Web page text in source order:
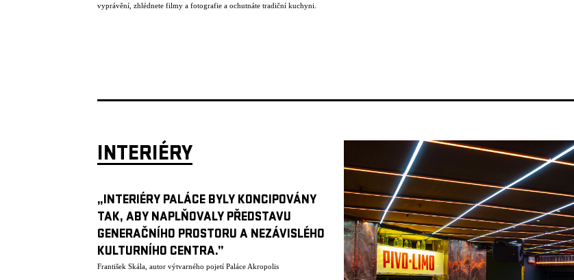
vyprávění, zhlédnete filmy a fotografie a ochutnáte tradiční kuchyni.
INTERIÉRY
„INTERIÉRY PALÁCE BYLY KONCIPOVÁNY
TAK, ABY NAPLŇOVALY PŘEDSTAVU
GENERAČNÍHO PROSTORU A NEZÁVISLÉHO
KULTURNÍHO CENTRA.”
František Skála, autor výtvarného pojetí Paláce Akropolis